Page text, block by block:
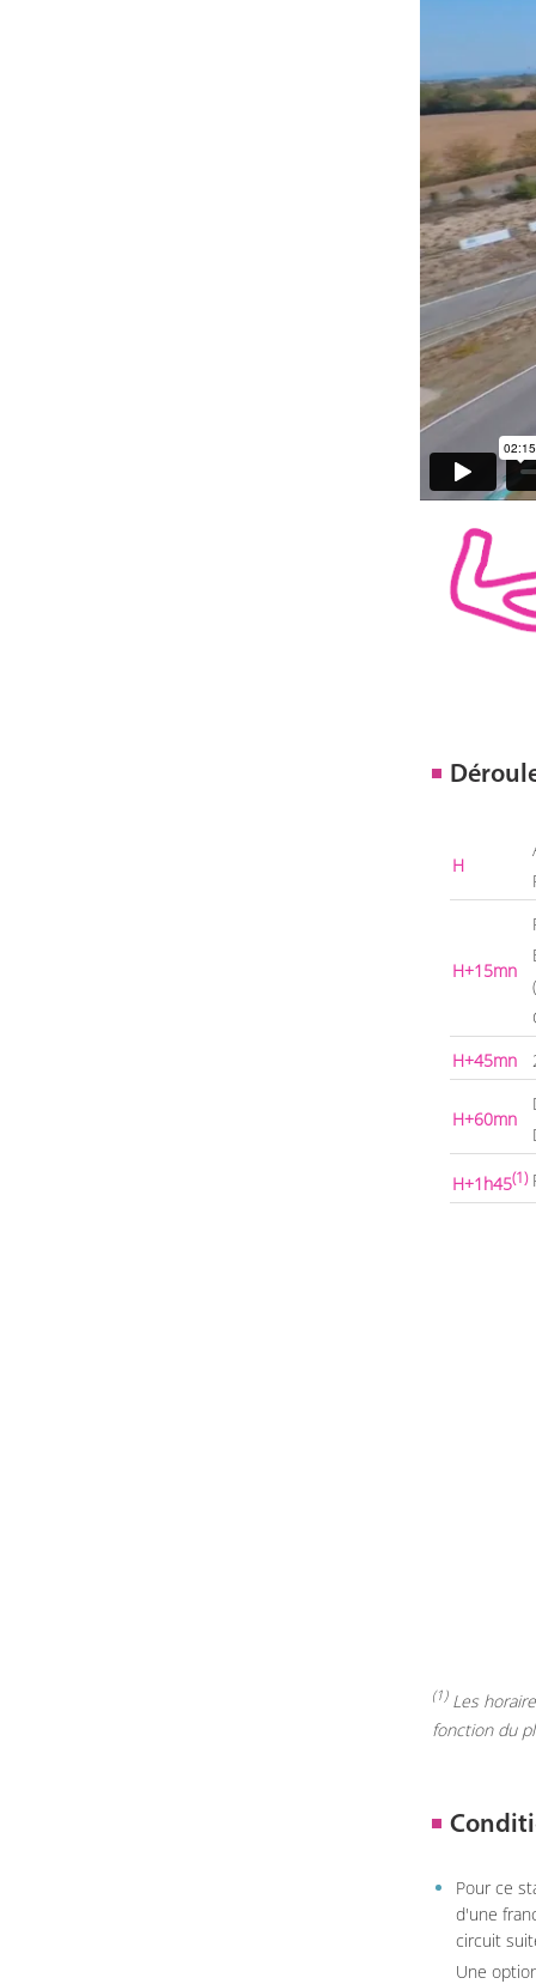
H
H+15mn
H+45mn
H+60mn
H+1h45(1)
(1)Les
fonction du
Pour ce
d'une
circuit
Une